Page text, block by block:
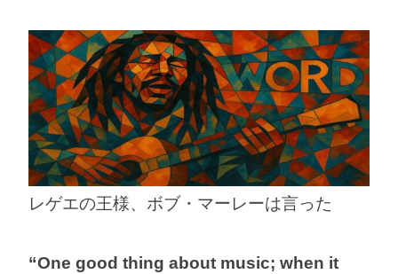
レゲエの王様、ボブ・マーレーは言った
“One good thing about music; when it